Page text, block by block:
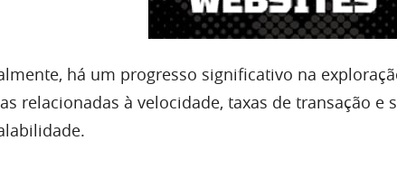
há um progresso significativo na
relacionadas à velocidade, taxas de transação e